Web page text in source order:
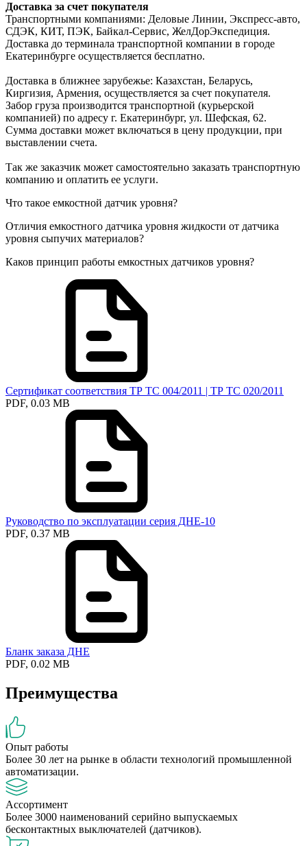
Доставка за счет покупателя
Транспортными компаниями: Деловые Линии, Экспресс-авто,
СДЭК, КИТ, ПЭК, Байкал-Сервис, ЖелДорЭкспедиция.
Доставка до терминала транспортной компании в городе
Екатеринбурге осуществляется бесплатно.
Доставка в ближнее зарубежье: Казахстан, Беларусь,
Киргизия, Армения, осуществляется за счет покупателя.
Забор груза производится транспортной (курьерской
компанией) по адресу г. Екатеринбург, ул. Шефская, 62.
Сумма доставки может включаться в цену продукции, при
выставлении счета.
Так же заказчик может самостоятельно заказать транспортную
компанию и оплатить ее услуги.
Что такое емкостной датчик уровня?
Отличия емкостного датчика уровня жидкости от датчика
уровня сыпучих материалов?
Каков принцип работы емкостных датчиков уровня?
Сертификат соответствия ТР ТС 004/2011 | ТР ТС 020/2011
PDF, 0.03 MB
Руководство по эксплуатации серия ДНЕ-10
PDF, 0.37 MB
Бланк заказа ДНЕ
PDF, 0.02 MB
Преимущества
Опыт работы
Более 30 лет на рынке в области технологий промышленной
автоматизации.
Ассортимент
Более 3000 наименований серийно выпускаемых
бесконтактных выключателей (датчиков).